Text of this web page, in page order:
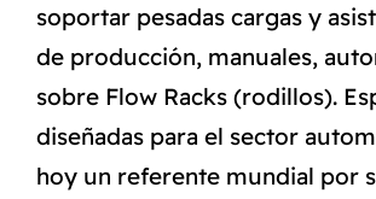
soportar pesadas cargas y
de producción, manuales,
sobre Flow Racks (rodillos).
diseñadas para el sector
hoy un referente mundial por